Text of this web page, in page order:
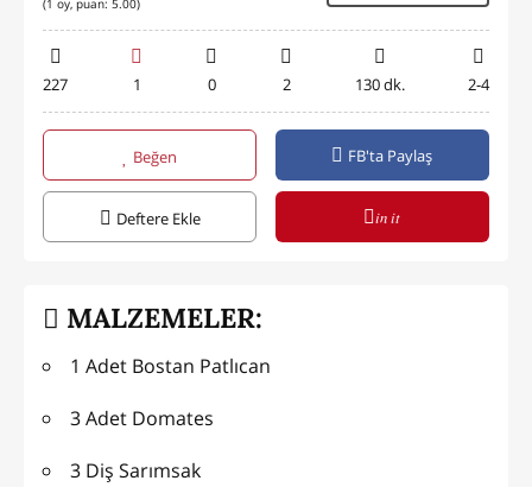
(1 oy, puan: 5.00)
227 1 0 2 130 dk. 2-4
Beğen FB'ta Paylaş
Deftere Ekle in it
MALZEMELER:
1 Adet Bostan Patlıcan
3 Adet Domates
3 Diş Sarımsak